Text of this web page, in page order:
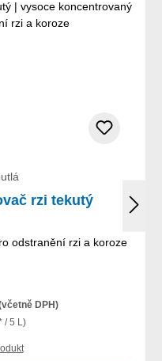
rzi tekutý
odstranění rzi a koroze
DPH)
/ 5 L)